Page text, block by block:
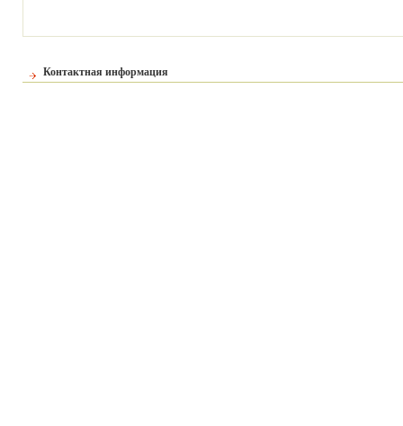
Контактная информация